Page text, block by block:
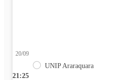
21:25
20/09
UNIP Araraquara